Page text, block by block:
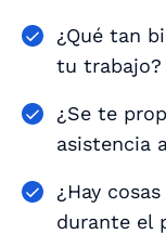
¿Qué tan
tu trabajo?
¿Se te
asistencia
¿Hay
durante el